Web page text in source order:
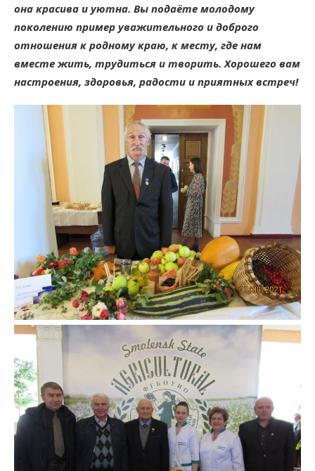
она красива и уютна. Вы подаёте молодому
поколению пример уважительного и доброго
отношения к родному краю, к месту, где нам
вместе жить, трудиться и творить. Хорошего вам
настроения, здоровья, радости и приятных встреч!